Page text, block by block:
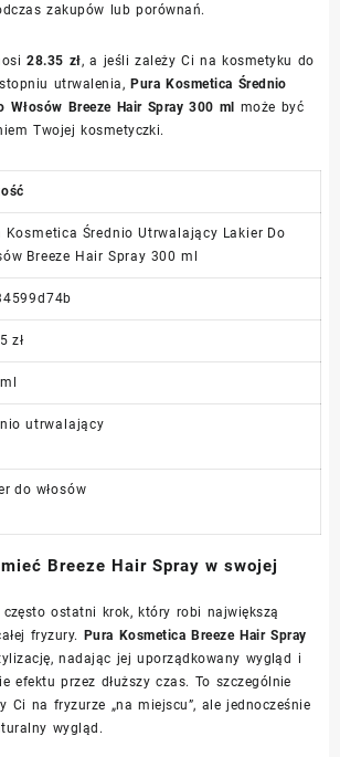
zakupów lub porównań.
28.35 zł, a jeśli zależy Ci na kosmetyku do
utrwalenia,Pura Kosmetica Średnio
Włosów Breeze Hair Spray 300 ml może być
Twojej kosmetyczki.
Kosmetica Średnio Utrwalający Lakier Do
Breeze Hair Spray 300 ml
zł
utrwalający
do włosów
Breeze Hair Spray w swojej
często ostatni krok, który robi największą
fryzury. Pura Kosmetica Breeze Hair Spray
nadając jej uporządkowany wygląd i
efektu przez dłuższy czas. To szczególnie
Ci na fryzurze „na miejscu”, ale jednocześnie
wygląd.